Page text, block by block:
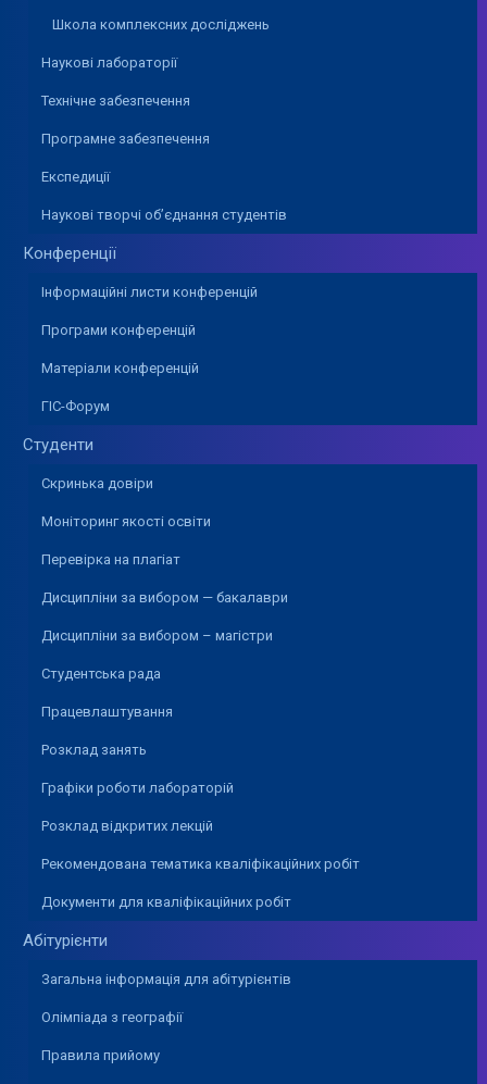
Школа комплексних досліджень
Наукові лабораторії
Технічне забезпечення
Програмне забезпечення
Експедиції
Наукові творчі об’єднання студентів
Конференції
Інформаційні листи конференцій
Програми конференцій
Матеріали конференцій
ГІС-Форум
Студенти
Скринька довіри
Моніторинг якості освіти
Перевірка на плагіат
Дисципліни за вибором — бакалаври
Дисципліни за вибором – магістри
Студентська рада
Працевлаштування
Розклад занять
Графіки роботи лабораторій
Розклад відкритих лекцій
Рекомендована тематика кваліфікаційних робіт
Документи для кваліфікаційних робіт
Абітурієнти
Загальна інформація для абітурієнтів
Олімпіада з географії
Правила прийому